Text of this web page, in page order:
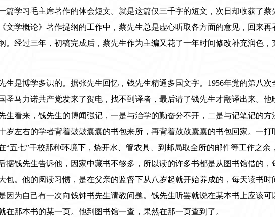
篇学习毛主席著作的体会短文。就是这篇仅三千字的短文，次日却收获了蔡
文学概论》著作提纲的工作中，蔡先生总是虚心听取各方面的意见，回来
。经过三年，初稿完成后，蔡先生作为主编又花了一年时间修改补充润色
生是博学多识的。据张先生回忆，钱先生精通多国文字。1956年党的第八
圣马力诺共产党发来了贺电，找不到译者，最后请了钱先生才翻译出来。他
生看来，钱先生的博闻强记，一是与治学的勤奋分不开，二是与记笔记的方
岁左右的学者背着鼓鼓囊囊的书包来所，再背着鼓鼓囊囊的书包回家。一
“五七”干校那种环境下，烧开水、管农具、到邮局取全所的邮件等工作之余
据钱先生告诉他，因家中藏书不够多，所以读的许多书都是从图书馆借的，
包。他的阅读习惯，是在父亲的监督下从八岁起就开始养成的，每天读书
因为自己有一次向钱钟书先生请教问题。钱先生听罢就说在某本书上应该可
在那本书的某一页。他到图书馆一查，果然在那一页查到了。